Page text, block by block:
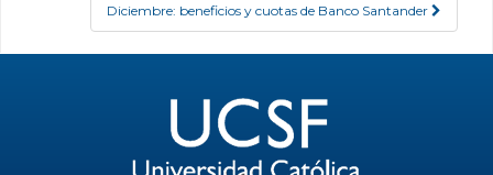
Diciembre: beneficios y cuotas de Banco Santander